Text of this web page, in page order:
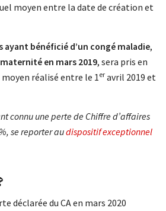
moyen entre la date de création et
ayant bénéficié d’un congé maladie,
en mars 2019, sera pris en
réalisé entre le 1 er avril 2019 et
connu une perte de Chiffre d’affaires
se reporter audispositif exceptionnel
déclarée du CA en mars 2020